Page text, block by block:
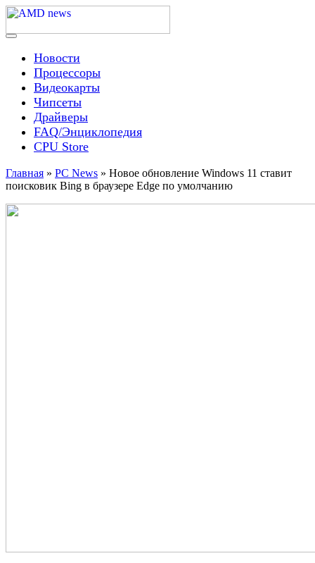
Skip
content
AMD news
Menu
Новости
Процессоры
Видеокарты
Чипсеты
Драйверы
FAQ/Энциклопедия
CPU Store
Главная » PC News » Новое обновление Windows 11 ставит
поисковик Bing в браузере Edge по умолчанию